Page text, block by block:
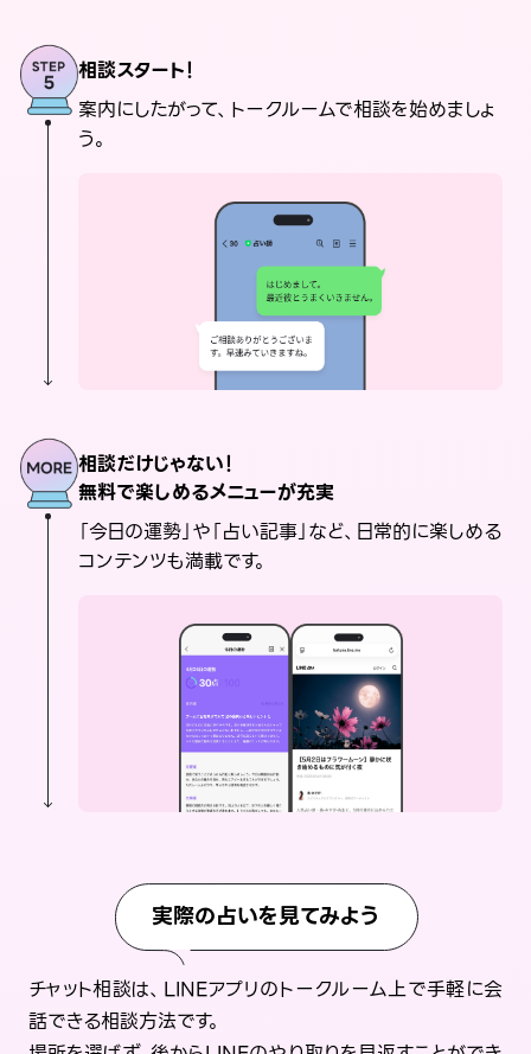
相談スタート！
案内にしたがって、トークルームで相談を始めましょ
う。
相談だけじゃない！
無料で楽しめるメニューが充実
「今日の運勢」や「占い記事」など、日常的に楽しめる
コンテンツも満載です。
実際の占いを見てみよう
チャット相談は、LINEアプリのトークルーム上で手軽に会
話できる相談方法です。